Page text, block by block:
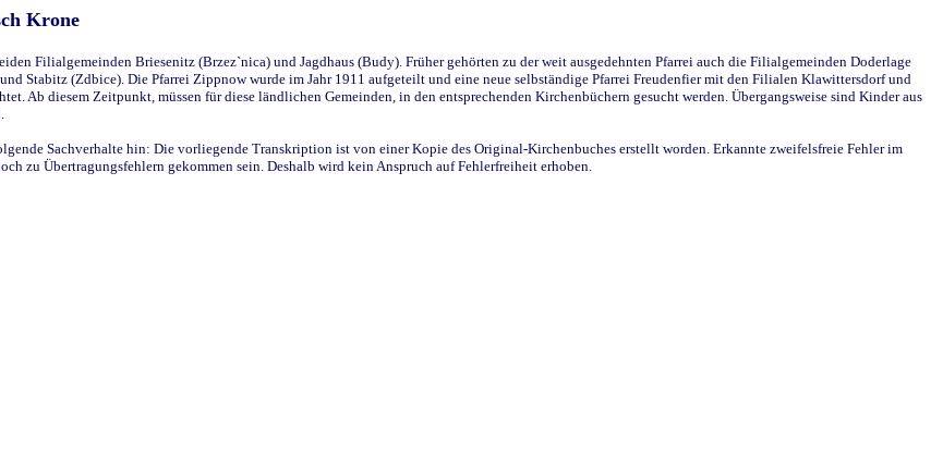
Krone
Filialgemeinden Briesenitz (Brzez`nica) und Jagdhaus (Budy). Früher gehörten zu der weit ausgedehnten Pfarrei auch die Filialgemeinden Doderlage
Stabitz (Zdbice). Die Pfarrei Zippnow wurde im Jahr 1911 aufgeteilt und eine neue selbständige Pfarrei Freudenfier mit den Filialen Klawittersdorf und
Ab diesem Zeitpunkt, müssen für diese ländlichen Gemeinden, in den entsprechenden Kirchenbüchern gesucht werden. Übergangsweise sind Kinder aus
Sachverhalte hin: Die vorliegende Transkription ist von einer Kopie des Original-Kirchenbuches erstellt worden. Erkannte zweifelsfreie Fehler im
zu Übertragungsfehlern gekommen sein. Deshalb wird kein Anspruch auf Fehlerfreiheit erhoben.